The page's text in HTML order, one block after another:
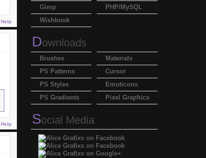
Help
Help
PHP/MySQL
Gimp
Wishbook
Downloads
Materials
Cursor
Emoticons
Pixel Graphics
Brushes
PS Patterns
PS Styles
PS Gradients
Social Media